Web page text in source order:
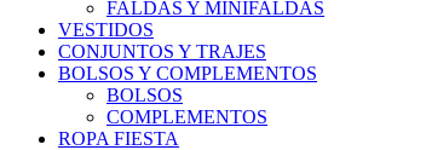
FALDAS Y MINIFALDAS
VESTIDOS
CONJUNTOS Y TRAJES
BOLSOS Y COMPLEMENTOS
BOLSOS
COMPLEMENTOS
ROPA FIESTA